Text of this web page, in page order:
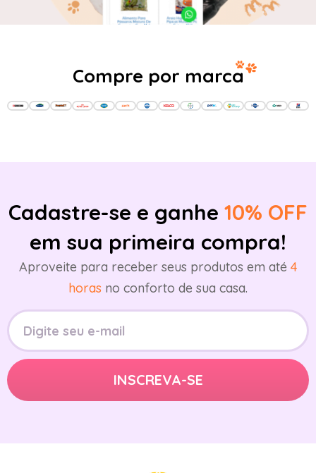
Compre por marca
Cadastre-se e ganhe 10% OFF
em sua primeira compra!
Aproveite para receber seus produtos em até 4
horas no conforto de sua casa.